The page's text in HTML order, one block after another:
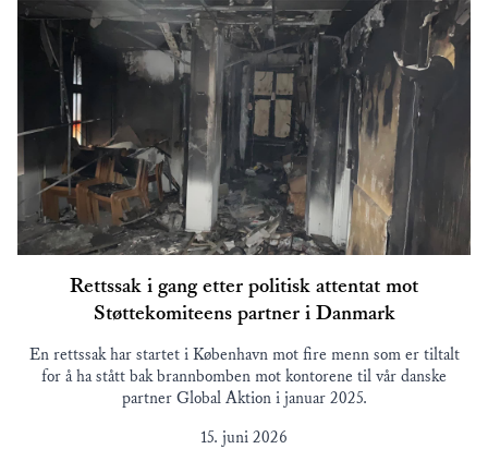
Rettssak i gang etter politisk attentat mot
Støttekomiteens partner i Danmark
En rettssak har startet i København mot fire menn som er tiltalt
for å ha stått bak brannbomben mot kontorene til vår danske
partner Global Aktion i januar 2025.
15. juni 2026